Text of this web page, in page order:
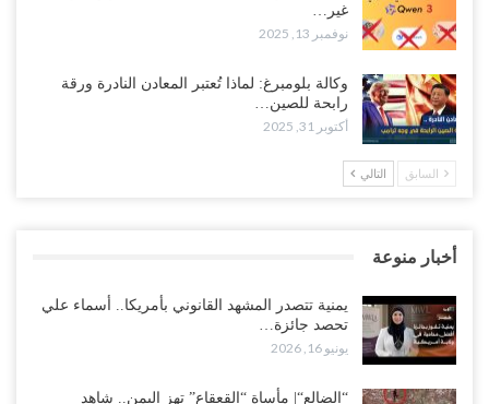
غير…
نوفمبر 13, 2025
وكالة بلومبرغ: لماذا تُعتبر المعادن النادرة ورقة
رابحة للصين…
أكتوبر 31, 2025
السابق التالي
أخبار منوعة
يمنية تتصدر المشهد القانوني بأمريكا.. أسماء علي
تحصد جائزة…
يونيو 16, 2026
“الضالع“| مأساة “القعقاع” تهز اليمن.. شاهد